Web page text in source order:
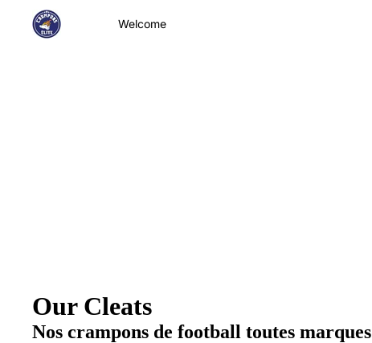
Welcome
Our Cleats
Nos crampons de football toutes marques